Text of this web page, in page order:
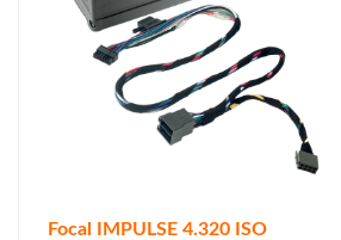
Focal IMPULSE 4.320 ISO